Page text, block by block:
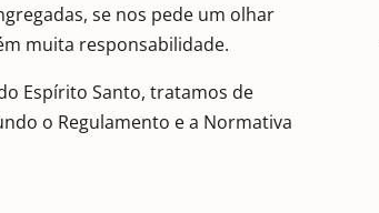
se nos pede um olhar
muita responsabilidade.
Espírito Santo, tratamos de
o Regulamento e a Normativa